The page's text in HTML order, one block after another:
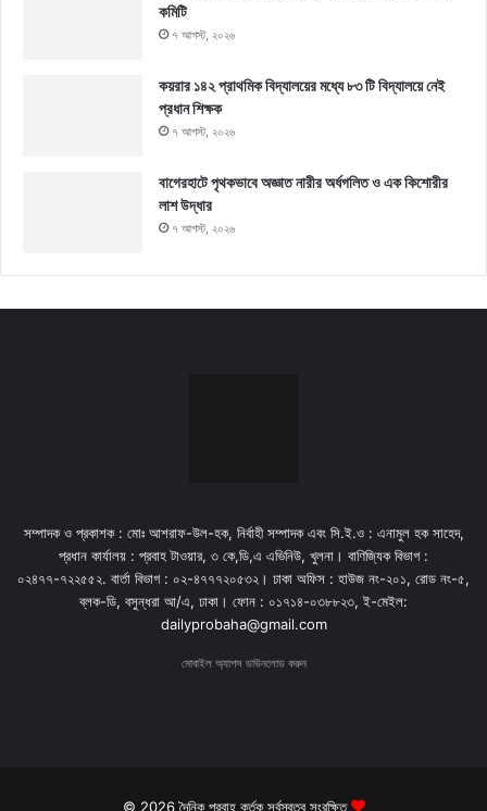
কমিটি
৭ আগস্ট, ২০২৬
কয়রার ১৪২ প্রাথমিক বিদ্যালয়ের মধ্যে ৮৩ টি বিদ্যালয়ে নেই
প্রধান শিক্ষক
৭ আগস্ট, ২০২৬
বাগেরহাটে পৃথকভাবে অজ্ঞাত নারীর অর্ধগলিত ও এক কিশোরীর
লাশ উদ্ধার
৭ আগস্ট, ২০২৬
সম্পাদক ও প্রকাশক : মোঃ আশরাফ-উল-হক, নির্বাহী সম্পাদক এবং সি.ই.ও : এনামুল হক সাহেদ,
প্রধান কার্যালয় : প্রবাহ টাওয়ার, ৩ কে,ডি,এ এভিনিউ, খুলনা। বাণিজ্যিক বিভাগ :
০২৪৭৭-৭২২৫৫২. বার্তা বিভাগ : ০২-৪৭৭৭২০৫৩২। ঢাকা অফিস : হাউজ নং-২০১, রোড নং-৫,
ব্লক-ডি, বসুন্ধরা আ/এ, ঢাকা। ফোন : ০১৭১৪-০৩৮৮২৩, ই-মেইল:
dailyprobaha@gmail.com
মোবাইল অ্যাপস ডাউনলোড করুন
© 2026 দৈনিক প্রবাহ কর্তৃক সর্বস্বত্ব সংরক্ষিত